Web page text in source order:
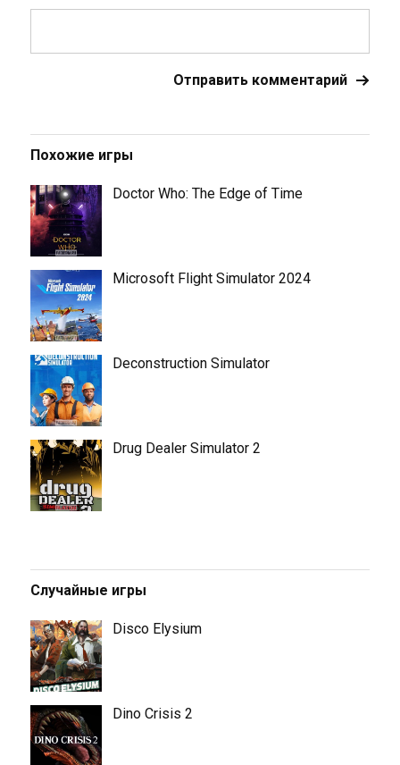
Похожие игры
Doctor Who: The Edge of Time
Microsoft Flight Simulator 2024
Deconstruction Simulator
Drug Dealer Simulator 2
Случайные игры
Disco Elysium
Dino Crisis 2